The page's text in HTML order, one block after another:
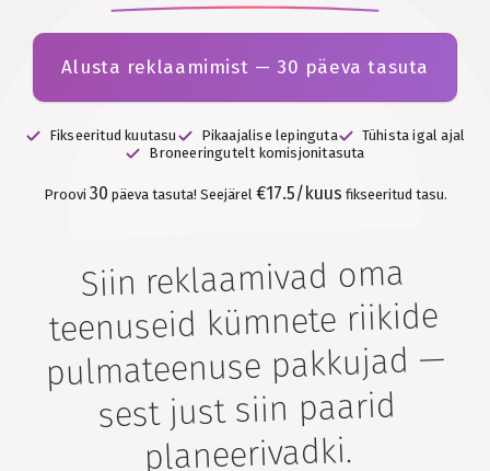
Alusta reklaamimist — 30 päeva tasuta
Fikseeritud kuutasu Pikaajalise lepinguta
Tühista igal ajal
Broneeringutelt komisjonitasuta
Proovi 30 päeva tasuta! Seejärel €17.5/kuus fikseeritud tasu.
Siin reklaamivad oma
teenuseid kümnete riikide
pulmateenuse pakkujad —
sest just siin paarid
planeerivadki.